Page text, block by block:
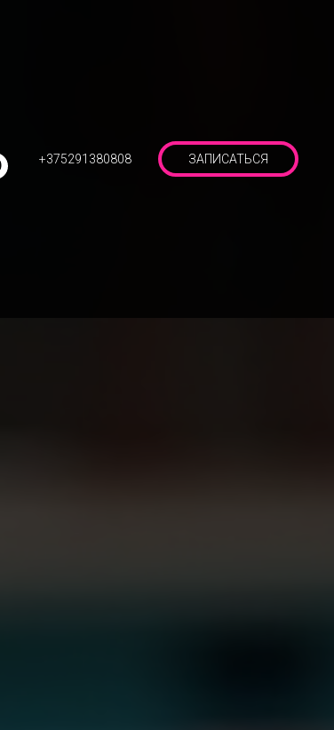
+375291380808 ЗАПИСАТЬСЯ